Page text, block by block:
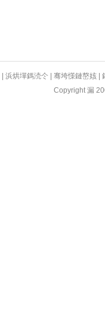
|浜烘墠鎷涜仒 |骞垮憡鏈嶅姟 |
Copyright 漏